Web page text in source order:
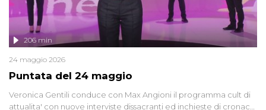
Puntata del 24 maggio
206 min
24 maggio 2026
Veronica Gentili conduce con Max Angioni il programma cult di
attualita' con nuove interviste dissacranti ed inchieste di cronaca